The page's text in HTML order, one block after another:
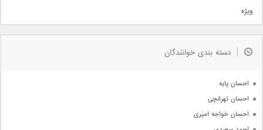
دمو
مذهبی
جدیدترین ها
ویژه
دسته بندی خوانندگان
احسان پایه
احسان تهرانچی
احسان خواجه امیری